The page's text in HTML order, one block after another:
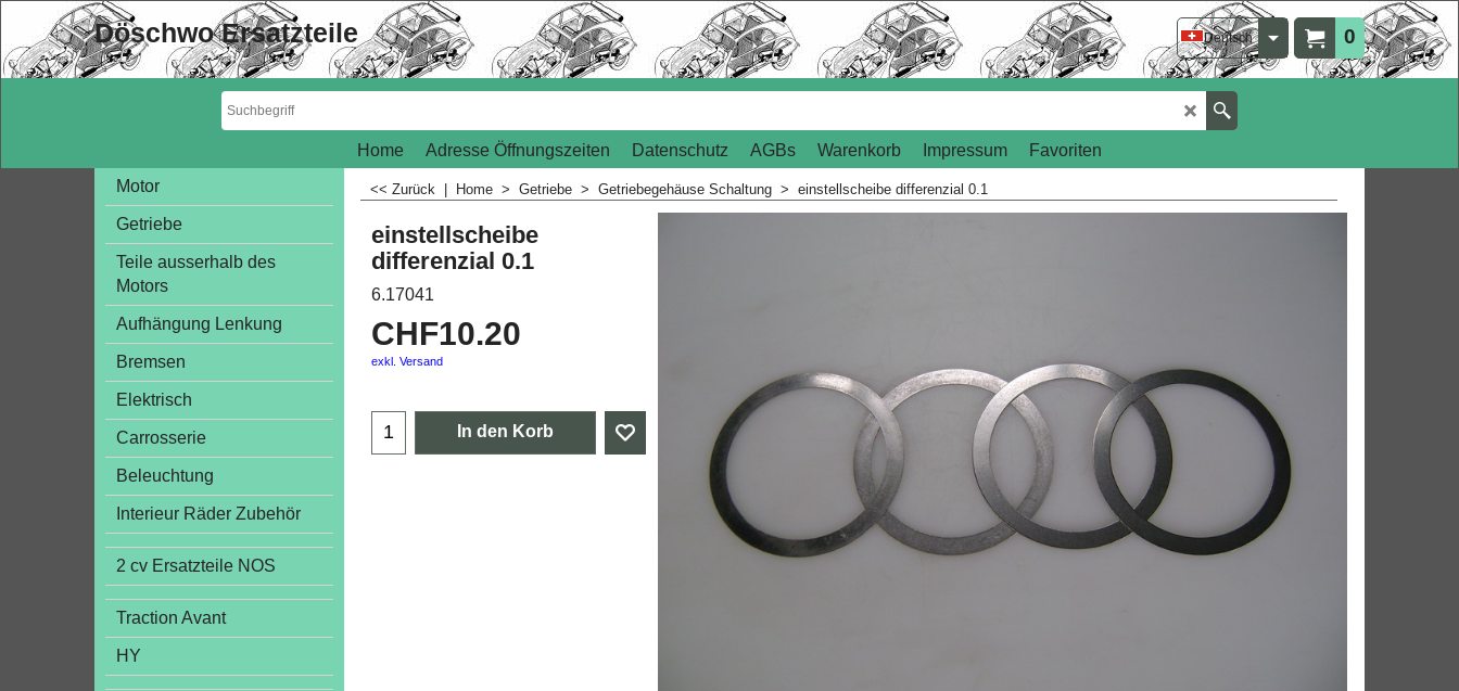
0
Deutsch
Döschwo Ersatzteile
Home Adresse Öffnungszeiten Datenschutz AGBs Warenkorb Impressum
Favoriten
Motor
Getriebe
Teile ausserhalb des
Motors
Aufhängung Lenkung
Bremsen
Elektrisch
Carrosserie
Beleuchtung
Interieur Räder Zubehör
2 cv Ersatzteile NOS
Traction Avant
HY
<< Zurück Home > Getriebe > Getriebegehäuse Schaltung > einstellscheibe differenzial 0.1
einstellscheibe
differenzial 0.1
6.17041
CHF10.20
exkl. Versand
In den Korb